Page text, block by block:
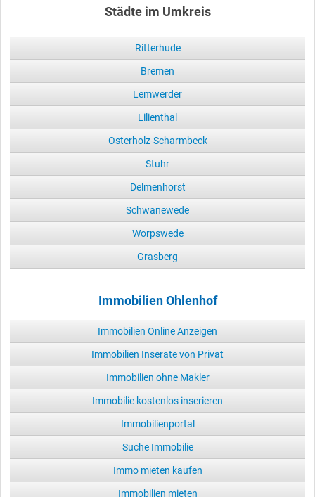
Städte im Umkreis
Ritterhude
Bremen
Lemwerder
Lilienthal
Osterholz-Scharmbeck
Stuhr
Delmenhorst
Schwanewede
Worpswede
Grasberg
Immobilien Ohlenhof
Immobilien Online Anzeigen
Immobilien Inserate von Privat
Immobilien ohne Makler
Immobilie kostenlos inserieren
Immobilienportal
Suche Immobilie
Immo mieten kaufen
Immobilien mieten